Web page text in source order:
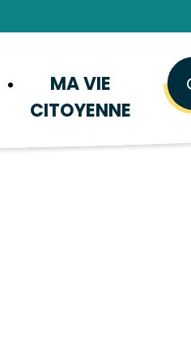
MA VIE
CITOYENNE